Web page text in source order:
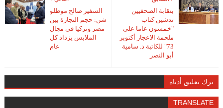
السفير صالح موطلو
شن: حجم التجارة بين
مصر وتركيا في مجال
الملابس يزداد كل
عام
بنقابة الصحفيين
تدشين كتاب
"خمسون عاما على
ملحمة الاعجاز أكتوبر
73" للكاتبة د. سامية
أبو النصر
ترك تعليق أدناه
TRANSLATE